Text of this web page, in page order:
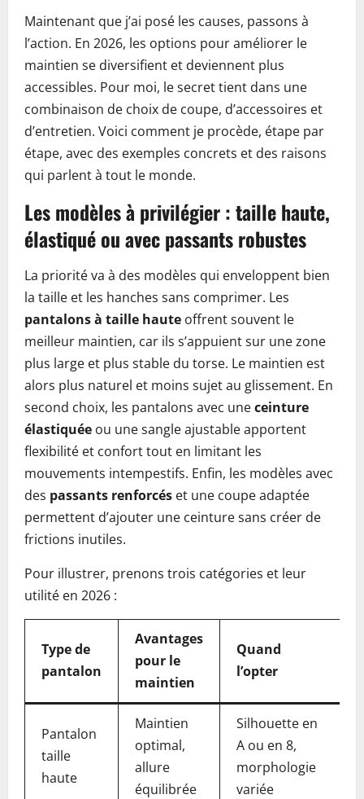
Maintenant que j’ai posé les causes, passons à
l’action. En 2026, les options pour améliorer le
maintien se diversifient et deviennent plus
accessibles. Pour moi, le secret tient dans une
combinaison de choix de coupe, d’accessoires et
d’entretien. Voici comment je procède, étape par
étape, avec des exemples concrets et des raisons
qui parlent à tout le monde.
Les modèles à privilégier : taille haute,
élastiqué ou avec passants robustes
La priorité va à des modèles qui enveloppent bien
la taille et les hanches sans comprimer. Les
pantalons à taille haute offrent souvent le
meilleur maintien, car ils s’appuient sur une zone
plus large et plus stable du torse. Le maintien est
alors plus naturel et moins sujet au glissement. En
second choix, les pantalons avec uneceinture
élastiquée ou une sangle ajustable apportent
flexibilité et confort tout en limitant les
mouvements intempestifs. Enfin, les modèles avec
des passants renforcés et une coupe adaptée
permettent d’ajouter une ceinture sans créer de
frictions inutiles.
Pour illustrer, prenons trois catégories et leur
utilité en 2026 :
Type de
pantalon
Avantages
pour le
maintien
Quand
l’opter
Pantalon
taille
haute
Maintien
optimal,
allure
équilibrée
Silhouette en
A ou en 8,
morphologie
variée